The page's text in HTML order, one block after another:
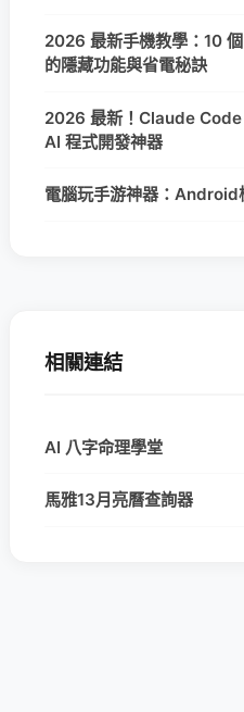
2026 最新手機教學：10
的隱藏功能與省電秘訣
2026 最新！Claude Code
AI 程式開發神器
電腦玩手游神器：
相關連結
AI 八字命理學堂
馬雅13月亮曆查詢器